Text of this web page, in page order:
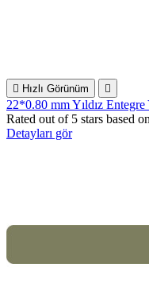
 Hızlı Görünüm 
22*0.80 mm Yıldız
Rated out of 5 stars based on
Detayları gör